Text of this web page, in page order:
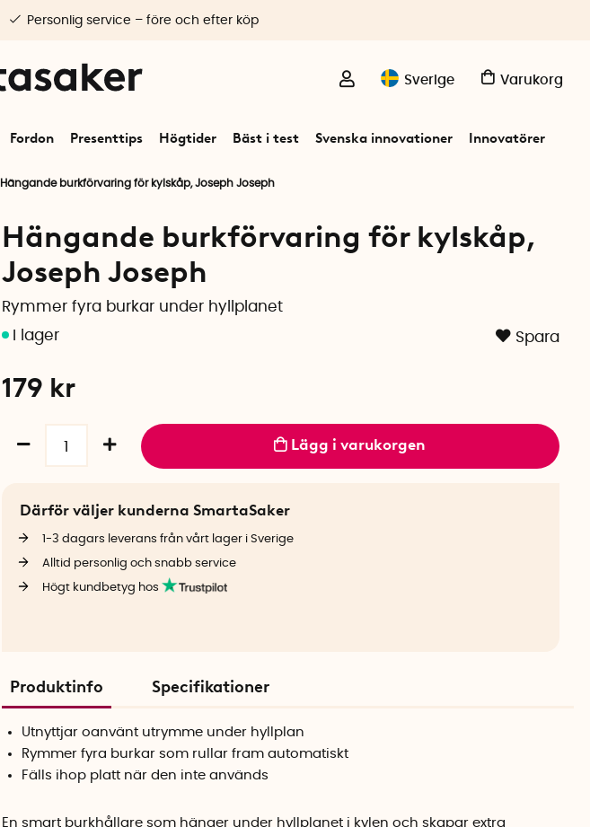
Sverige Varukorg
Fordon Presenttips Högtider Bäst i test Svenska innovationer Innovatörer
Personlig service – före och efter köp
Hängande burkförvaring för kylskåp, Joseph Joseph
Hängande burkförvaring för kylskåp,
Joseph Joseph
Rymmer fyra burkar under hyllplanet
Spara
179 kr
Lägg i varukorgen
Därför väljer kunderna SmartaSaker
1-3 dagars leverans från vårt lager i Sverige
Alltid personlig och snabb service
Högt kundbetyg hos
Produktinfo Specifikationer
Utnyttjar oanvänt utrymme under hyllplan
Rymmer fyra burkar som rullar fram automatiskt
Fälls ihop platt när den inte används
En smart burkhållare som hänger under hyllplanet i kylen och skapar extra